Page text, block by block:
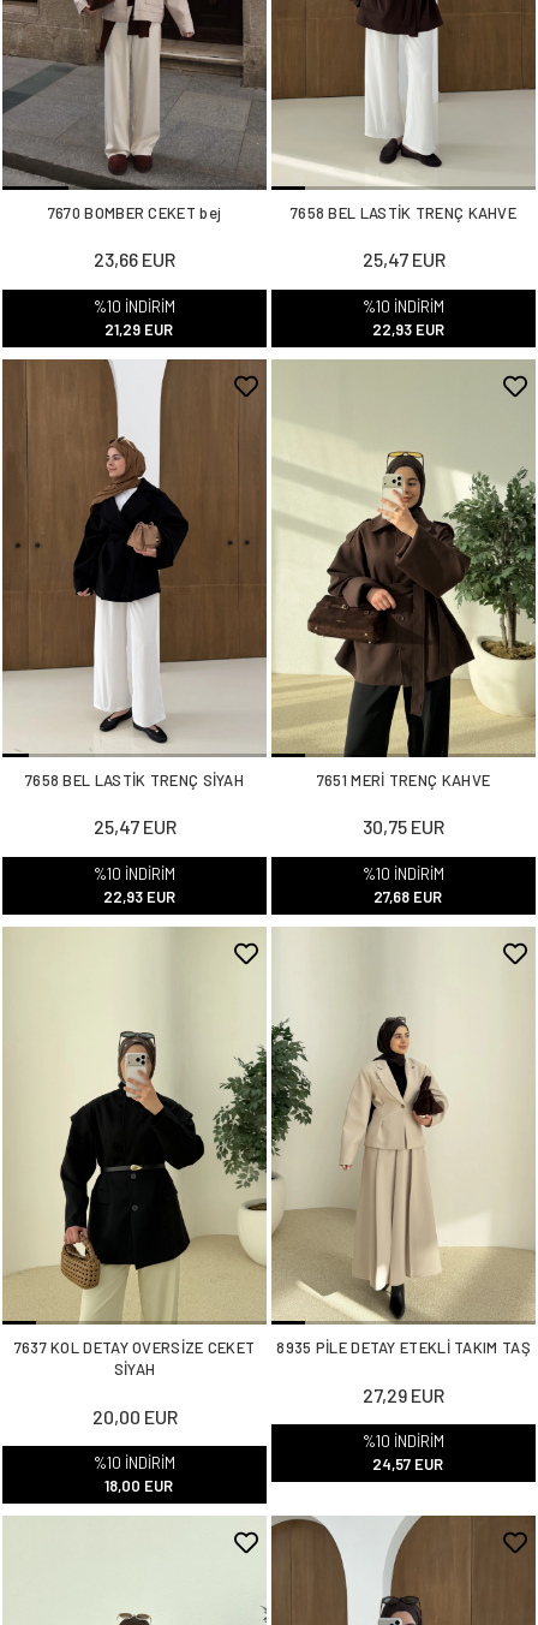
7670 BOMBER CEKET bej
23,66 EUR
%10 İNDİRİM
21,29 EUR
7658 BEL LASTİK TRENÇ KAHVE
25,47 EUR
%10 İNDİRİM
22,93 EUR
7658 BEL LASTİK TRENÇ SİYAH
25,47 EUR
%10 İNDİRİM
22,93 EUR
7651 MERİ TRENÇ KAHVE
30,75 EUR
%10 İNDİRİM
27,68 EUR
7637 KOL DETAY OVERSİZE CEKET
SİYAH
20,00 EUR
%10 İNDİRİM
18,00 EUR
8935 PİLE DETAY ETEKLİ TAKIM TAŞ
27,29 EUR
%10 İNDİRİM
24,57 EUR